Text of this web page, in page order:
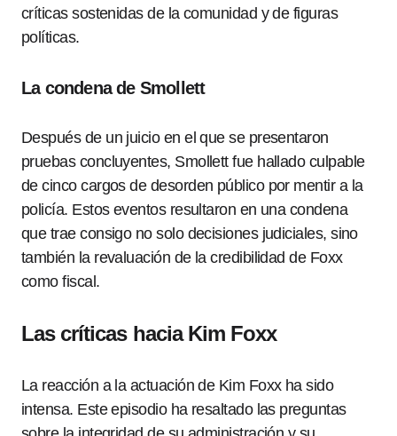
críticas sostenidas de la comunidad y de figuras
políticas.
La condena de Smollett
Después de un juicio en el que se presentaron
pruebas concluyentes, Smollett fue hallado culpable
de cinco cargos de desorden público por mentir a la
policía. Estos eventos resultaron en una condena
que trae consigo no solo decisiones judiciales, sino
también la revaluación de la credibilidad de Foxx
como fiscal.
Las críticas hacia Kim Foxx
La reacción a la actuación de Kim Foxx ha sido
intensa. Este episodio ha resaltado las preguntas